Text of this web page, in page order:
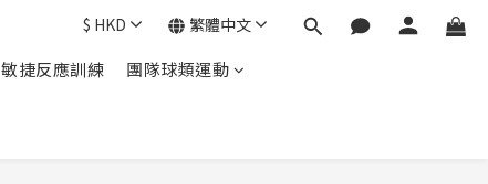
敏捷反應訓練
團隊球類運動
$ HKD 繁體中文